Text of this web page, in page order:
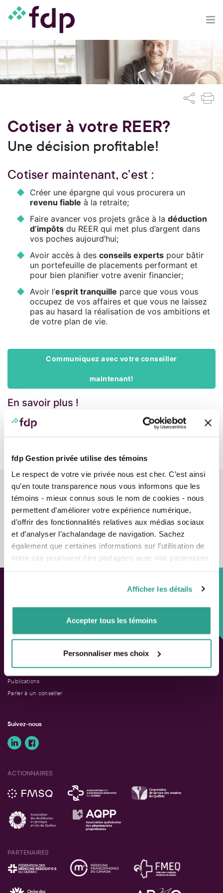
fdp Gestion privée utilise des témoins
Le respect de votre vie privée nous est cher. C’est ainsi
qu’en toute transparence nous vous informons que les
témoins - mieux connus sous le nom de cookies - nous
permettent d’améliorer votre expérience numérique,
d’offrir des fonctionnalités relatives aux médias sociaux
et d’analyser l’achalandage de navigation. Sachez
également que certaines informations sur l’utilisation de
notre site pourraient être partagées avec nos partenaires
vous leur auriez fournies ou qu’ils auraient collectées lors
de votre utilisation de leurs services.
Afficher les détails
Accepter tous les témoins
Personnaliser mes choix
Cotiser à votre REER?
Une décision profitable!
Cotiser maintenant, c’est :
Créer une épargne qui vous procurera un
revenu fiable à la retraite;
Faire avancer vos projets grâce à la déduction
d’impôtsdu REER qui met plus d’argent dans
vos poches aujourd’hui;
Avoir accès à des conseils expertspour bâtir
un portefeuille de placements performant et
pour bien planifier votre avenir financier;
Avoir l’esprit tranquille parce que vous vous
occupez de vos affaires et que vous ne laissez
pas au hasard la réalisation de vos ambitions et
de votre plan de vie.
Communiquez avec votre conseiller
maintenant!
En savoir plus !
https://www.fprofessionnels.com/vos-objectifs-votre-
gestion-de-patrimoine/investir/placements-
Nous contacter
Solutions adaptées.
LIENS RAPIDES
Calcul de performance
Publications
Parler à un conseiller
Suivez-nous
ACTIONNAIRES
PARTENAIRES